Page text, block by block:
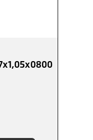
von 5 von 5